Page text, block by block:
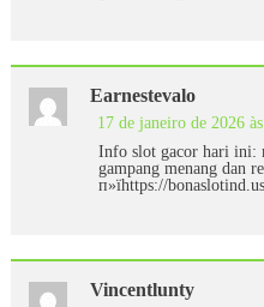
Earnestevalo
17 de janeiro de 2026
Info slot gacor hari ini:
gampang menang dan
п»їhttps://
Vincentlunty